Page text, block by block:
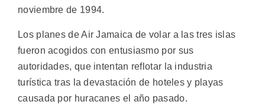
noviembre de 1994.
Los planes de Air Jamaica de volar a las tres islas
fueron acogidos con entusiasmo por sus
autoridades, que intentan reflotar la industria
turística tras la devastación de hoteles y playas
causada por huracanes el año pasado.